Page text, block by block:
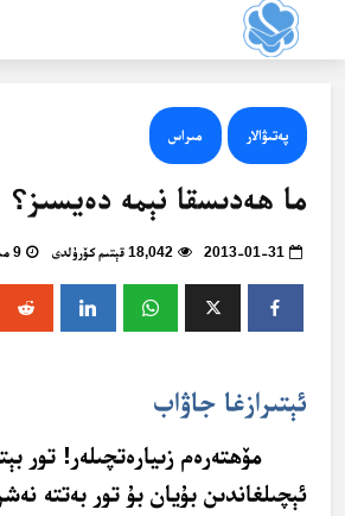
پەتىۋالار مىراس
ما ھەدىسقا نېمە دەيسىز؟
2013-01-31 18,042 قېتىم كۆرۈلدى 9 مىنۇتتا ئوقۇپ بولالايسىز
ئېتىرازغا جاۋاب
مۆھتەرەم زىيارەتچىلەر! تور
ئېچىلغاندىن بۇيان بۇ تور بەتتە